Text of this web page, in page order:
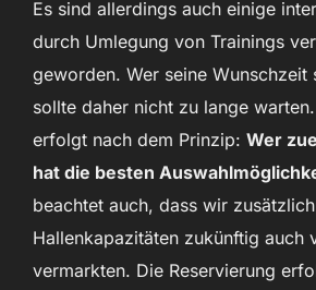
Es sind allerdings auch einige
durch Umlegung von Trainings
geworden. Wer seine Wunschzeit
sollte daher nicht zu lange
erfolgt nach dem Prinzip: Wer
hat die besten
beachtet auch, dass wir
Hallenkapazitäten zukünftig auch
vermarkten. Die Reservierung